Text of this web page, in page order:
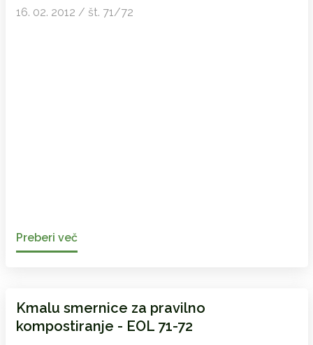
16. 02. 2012 / št. 71/72
Preberi več
Kmalu smernice za pravilno
kompostiranje - EOL 71-72